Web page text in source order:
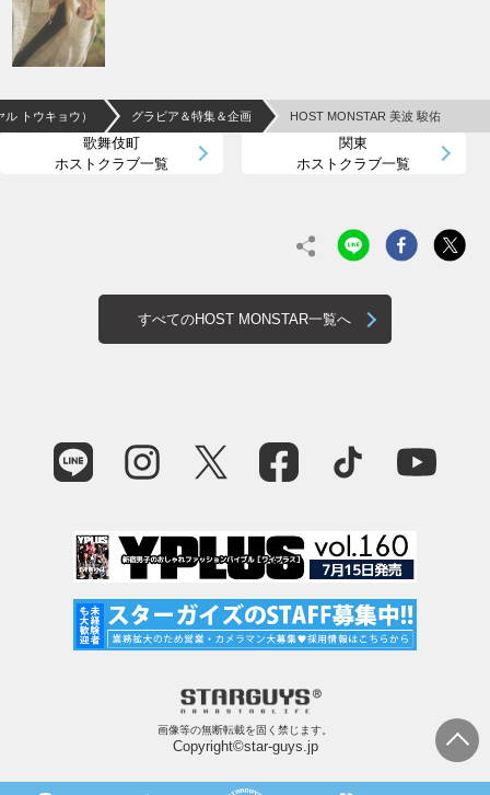
トウキョウ） グラビア＆特集＆企画 HOST MONSTAR 美波 駿佑
歌舞伎町
ホストクラブ一覧
関東
ホストクラブ一覧
すべてのHOST MONSTAR一覧へ
画像等の無断転載を固く禁じます。
Copyright©star-guys.jp